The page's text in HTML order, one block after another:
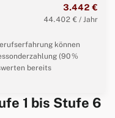
3.442 €
44.402 € / Jahr
können
(90 %
bereits
1 bis Stufe 6